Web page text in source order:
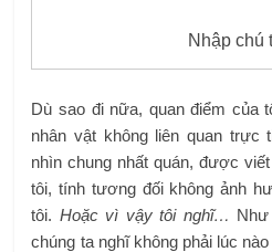
Nhập chú
Dù sao đi nữa, quan điểm của
nhân vật không liên quan trực
nhìn chung nhất quán, được
tôi, tính tương đối không ảnh
tôi. Hoặc vì vậy tôi nghĩ…
chúng ta nghĩ không phải lúc